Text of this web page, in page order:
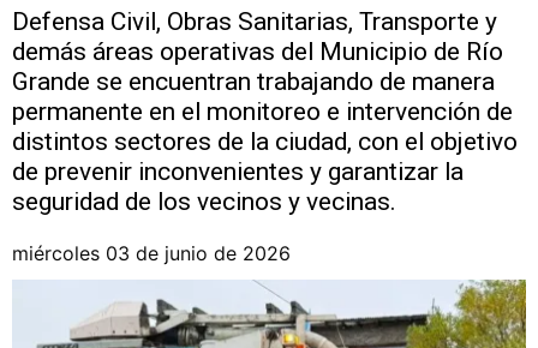
Defensa Civil, Obras Sanitarias, Transporte y
demás áreas operativas del Municipio de Río
Grande se encuentran trabajando de manera
permanente en el monitoreo e intervención de
distintos sectores de la ciudad, con el objetivo
de prevenir inconvenientes y garantizar la
seguridad de los vecinos y vecinas.
miércoles 03 de junio de 2026